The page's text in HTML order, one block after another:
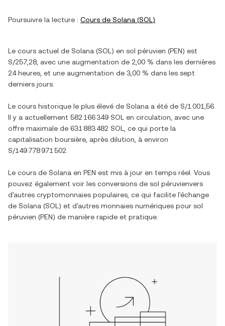
Poursuivre la lecture : Cours de Solana (SOL)
Le cours actuel de Solana (SOL ) en sol péruvien (PEN) est
S/257,28 , avec une augmentation de 2,00 % dans les dernières
24 heures, et une augmentation de 3,00 % dans les sept
derniers jours.
Le cours historique le plus élevé de Solana a été de S/1 001,56
Il y a actuellement 582 166 349 SOL en circulation, avec une
offre maximale de 631 883 482 SOL
, ce qui porte la
capitalisation boursière, après dilution, à environ
S/149 778 971 502
Le cours de Solana en PEN est mis à jour en temps réel. Vous
pouvez également voir les conversions de sol péruvienvers
d'autres cryptomonnaies populaires, ce qui facilite l'échange
de Solana (SOL ) et d'autres monnaies numériques pour sol
péruvien (PEN) de manière rapide et pratique.